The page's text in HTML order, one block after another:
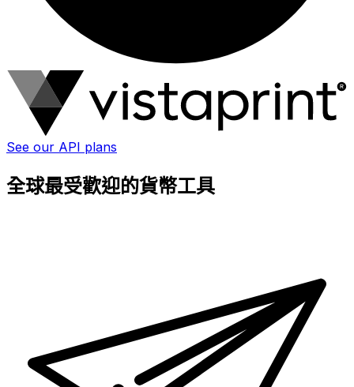
See our API plans
全球最受歡迎的貨幣工具